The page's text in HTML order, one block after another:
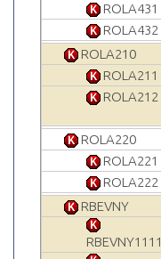
ROLA431
ROLA432
ROLA210
ROLA211
ROLA212
ROLA220
ROLA221
ROLA222
RBEVNY
RBEVNY1111